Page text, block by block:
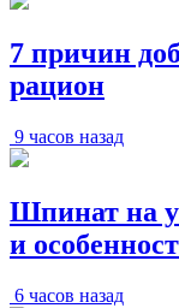
7 причин
рацион
9 часов назад
Шпинат на
и
6 часов назад